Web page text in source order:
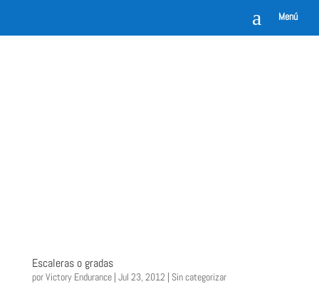
a Menú
Escaleras o gradas
porVictory Endurance| Jul 23, 2012 | Sin categorizar